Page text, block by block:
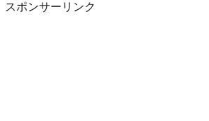
スポンサーリンク